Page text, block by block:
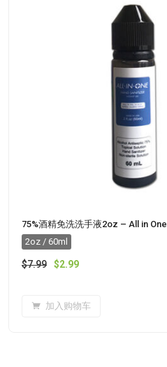
75%酒精免洗洗手液2oz – All in One
2oz / 60ml
$7.99 $2.99
加入购物车